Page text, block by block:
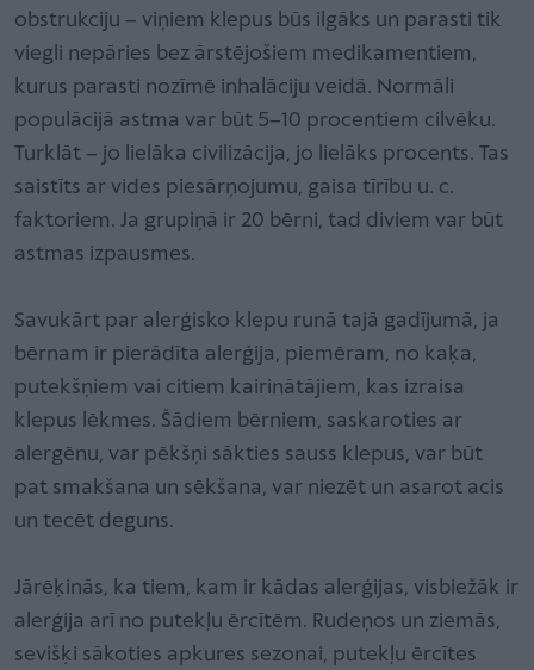
obstrukciju – viņiem klepus būs ilgāks un parasti tik
viegli nepāries bez ārstējošiem medikamentiem,
kurus parasti nozīmē inhalāciju veidā. Normāli
populācijā astma var būt 5–10 procentiem cilvēku.
Turklāt – jo lielāka civilizācija, jo lielāks procents. Tas
saistīts ar vides piesārņojumu, gaisa tīrību u. c.
faktoriem. Ja grupiņā ir 20 bērni, tad diviem var būt
astmas izpausmes.
Savukārt par alerģisko klepu runā tajā gadījumā, ja
bērnam ir pierādīta alerģija, piemēram, no kaķa,
putekšņiem vai citiem kairinātājiem, kas izraisa
klepus lēkmes. Šādiem bērniem, saskaroties ar
alergēnu, var pēkšņi sākties sauss klepus, var būt
pat smakšana un sēkšana, var niezēt un asarot acis
un tecēt deguns.
Jārēķinās, ka tiem, kam ir kādas alerģijas, visbiežāk ir
alerģija arī no putekļu ērcītēm. Rudeņos un ziemās,
sevišķi sākoties apkures sezonai, putekļu ērcītes